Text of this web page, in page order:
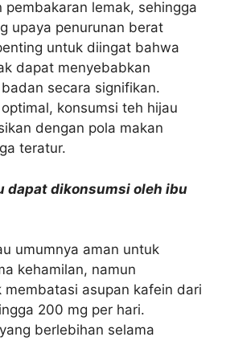
pembakaran lemak, sehingga
upaya penurunan berat
untuk diingat bahwa
dapat menyebabkan
secara signifikan.
konsumsi teh hijau
dengan pola makan
teratur.
dapat dikonsumsi oleh ibu
umumnya aman untuk
kehamilan, namun
membatasi asupan kafein dari
200 mg per hari.
berlebihan selama